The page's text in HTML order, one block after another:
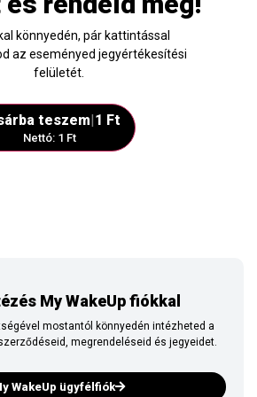
könnyedén, pár kattintással
az eseményed jegyértékesítési
felületét.
teszem 1 Ft
Nettó: 1 Ft
My WakeUp fiókkal
mostantól könnyedén intézheted a
megrendeléseid és jegyeidet.
WakeUp ügyfélfiók